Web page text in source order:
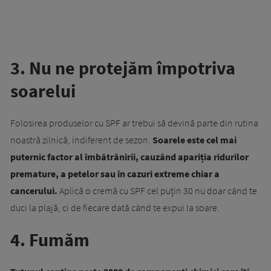
3. Nu ne protejăm împotriva
soarelui
Folosirea produselor cu SPF ar trebui să devină parte din rutina
noastră zilnică, indiferent de sezon. Soarele este cel mai
puternic factor al îmbătrânirii, cauzând apariția ridurilor
premature, a petelor sau în cazuri extreme chiar a
cancerului. Aplică o cremă cu SPF cel puțin 30 nu doar când te
duci la plajă, ci de fiecare dată când te expui la soare.
4. Fumăm